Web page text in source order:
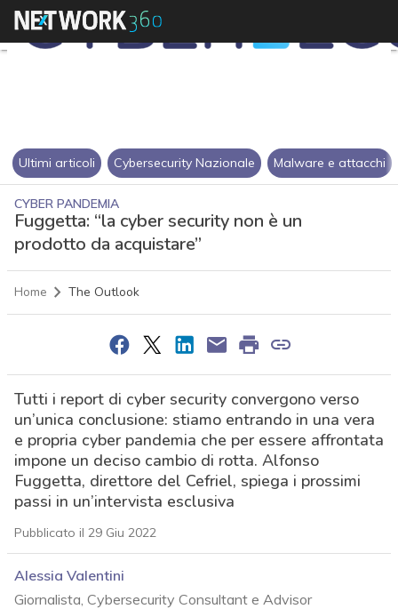
Ultimi articoli Cybersecurity Nazionale Malware e attacchi
CYBER PANDEMIA
Fuggetta: “la cyber security non è un
prodotto da acquistare”
Home The Outlook
Tutti i report di cyber security convergono verso
un’unica conclusione: stiamo entrando in una vera
e propria cyber pandemia che per essere affrontata
impone un deciso cambio di rotta. Alfonso
Fuggetta, direttore del Cefriel, spiega i prossimi
passi in un’intervista esclusiva
Pubblicato il 29 Giu 2022
Alessia Valentini
Giornalista, Cybersecurity Consultant e Advisor